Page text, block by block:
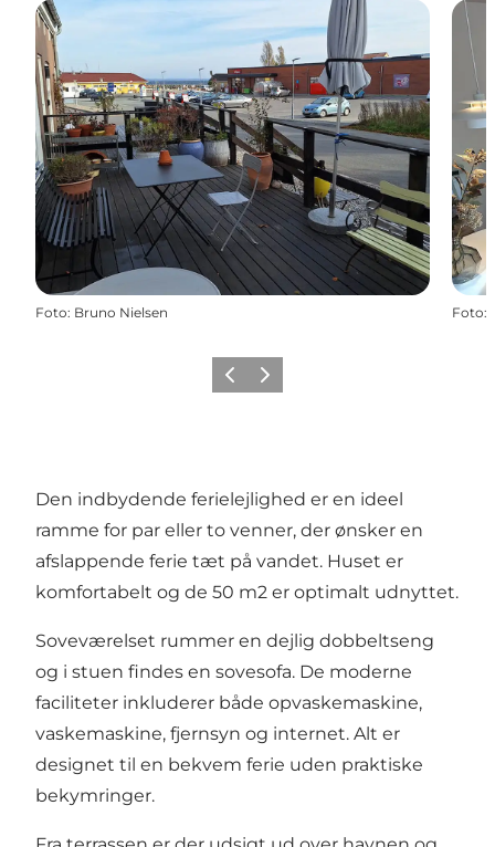
Foto: Bruno Nielsen Foto:
ForrigeNæste
Den indbydende ferielejlighed er en ideel
ramme for par eller to venner, der ønsker en
afslappende ferie tæt på vandet. Huset er
komfortabelt og de 50 m2 er optimalt udnyttet.
Soveværelset rummer en dejlig dobbeltseng
og i stuen findes en sovesofa. De moderne
faciliteter inkluderer både opvaskemaskine,
vaskemaskine, fjernsyn og internet. Alt er
designet til en bekvem ferie uden praktiske
bekymringer.